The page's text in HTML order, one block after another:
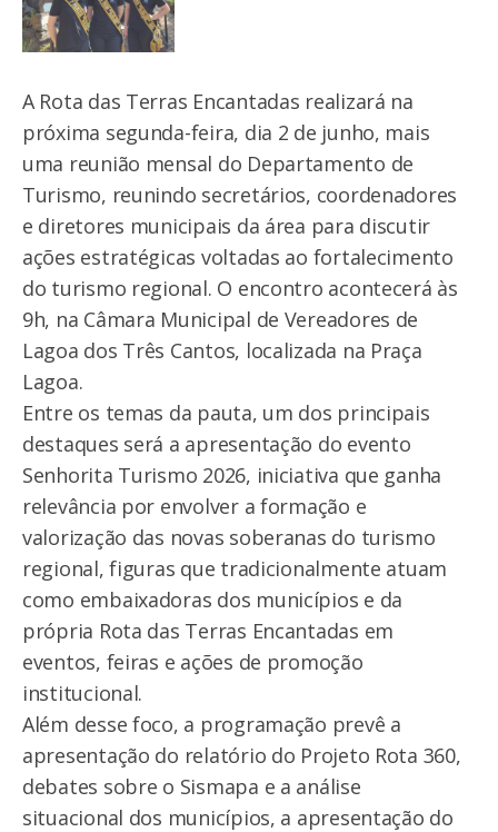
A Rota das Terras Encantadas realizará na
próxima segunda-feira, dia 2 de junho, mais
uma reunião mensal do Departamento de
Turismo, reunindo secretários, coordenadores
e diretores municipais da área para discutir
ações estratégicas voltadas ao fortalecimento
do turismo regional. O encontro acontecerá às
9h, na Câmara Municipal de Vereadores de
Lagoa dos Três Cantos, localizada na Praça
Lagoa.
Entre os temas da pauta, um dos principais
destaques será a apresentação do evento
Senhorita Turismo 2026, iniciativa que ganha
relevância por envolver a formação e
valorização das novas soberanas do turismo
regional, figuras que tradicionalmente atuam
como embaixadoras dos municípios e da
própria Rota das Terras Encantadas em
eventos, feiras e ações de promoção
institucional.
Além desse foco, a programação prevê a
apresentação do relatório do Projeto Rota 360,
debates sobre o Sismapa e a análise
situacional dos municípios, a apresentação do